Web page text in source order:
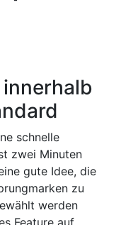
innerhalb
schnelle
zwei Minuten
gute Idee, die
zu
werden
Feature auf